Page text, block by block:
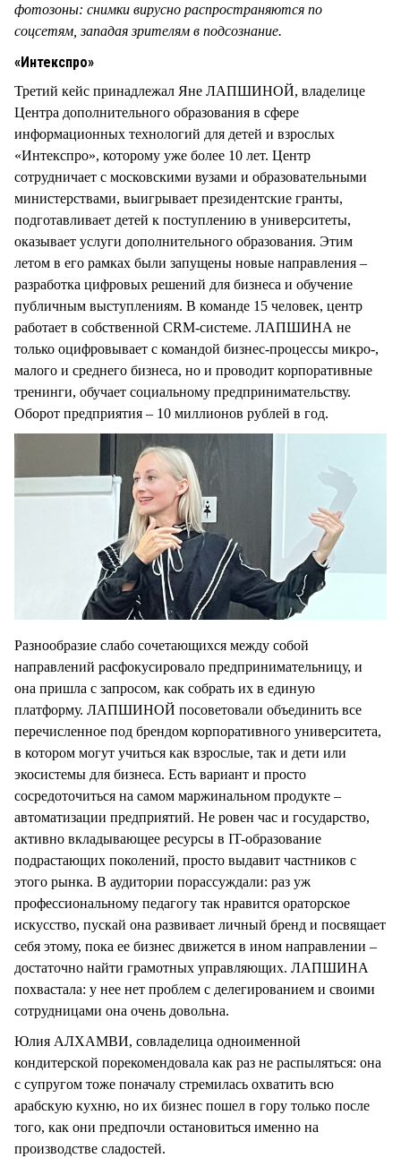
фотозоны: снимки вирусно распространяются по
соцсетям, западая зрителям в подсознание.
«Интекспро»
Третий кейс принадлежал Яне ЛАПШИНОЙ, владелице
Центра дополнительного образования в сфере
информационных технологий для детей и взрослых
«Интекспро», которому уже более 10 лет. Центр
сотрудничает с московскими вузами и образовательными
министерствами, выигрывает президентские гранты,
подготавливает детей к поступлению в университеты,
оказывает услуги дополнительного образования. Этим
летом в его рамках были запущены новые направления –
разработка цифровых решений для бизнеса и обучение
публичным выступлениям. В команде 15 человек, центр
работает в собственной CRM-системе. ЛАПШИНА не
только оцифровывает с командой бизнес-процессы микро-,
малого и среднего бизнеса, но и проводит корпоративные
тренинги, обучает социальному предпринимательству.
Оборот предприятия – 10 миллионов рублей в год.
Разнообразие слабо сочетающихся между собой
направлений расфокусировало предпринимательницу, и
она пришла с запросом, как собрать их в единую
платформу. ЛАПШИНОЙ посоветовали объединить все
перечисленное под брендом корпоративного университета,
в котором могут учиться как взрослые, так и дети или
экосистемы для бизнеса. Есть вариант и просто
сосредоточиться на самом маржинальном продукте –
автоматизации предприятий. Не ровен час и государство,
активно вкладывающее ресурсы в IT-образование
подрастающих поколений, просто выдавит частников с
этого рынка. В аудитории порассуждали: раз уж
профессиональному педагогу так нравится ораторское
искусство, пускай она развивает личный бренд и посвящает
себя этому, пока ее бизнес движется в ином направлении –
достаточно найти грамотных управляющих. ЛАПШИНА
похвастала: у нее нет проблем с делегированием и своими
сотрудницами она очень довольна.
Юлия АЛХАМВИ, совладелица одноименной
кондитерской порекомендовала как раз не распыляться: она
с супругом тоже поначалу стремилась охватить всю
арабскую кухню, но их бизнес пошел в гору только после
того, как они предпочли остановиться именно на
производстве сладостей.